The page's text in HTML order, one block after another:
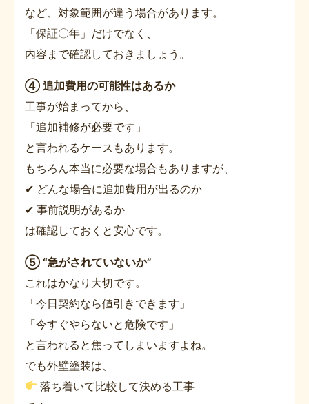
など、対象範囲が違う場合があります。
「保証〇年」だけでなく、
内容まで確認しておきましょう。
④ 追加費用の可能性はあるか
工事が始まってから、
「追加補修が必要です」
と言われるケースもあります。
もちろん本当に必要な場合もありますが、
✔ どんな場合に追加費用が出るのか
✔ 事前説明があるか
は確認しておくと安心です。
⑤ “急がされていないか”
これはかなり大切です。
「今日契約なら値引きできます」
「今すぐやらないと危険です」
と言われると焦ってしまいますよね。
でも外壁塗装は、
落ち着いて比較して決める工事